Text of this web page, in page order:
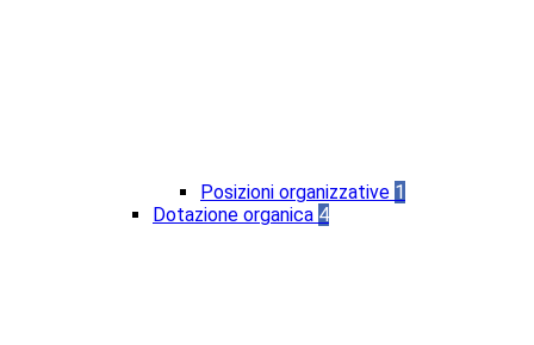
Posizioni organizzative 1
Dotazione organica 4